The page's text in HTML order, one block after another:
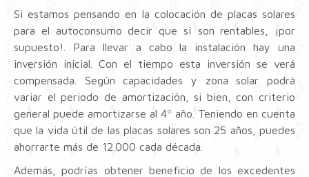
Si estamos pensando en la colocación de placas solares
para el autoconsumo decir que sí son rentables, ¡por
supuesto!. Para llevar a cabo la instalación hay una
inversión inicial. Con el tiempo esta inversión se verá
compensada. Según capacidades y zona solar podrá
variar el periodo de amortización, si bien, con criterio
general puede amortizarse al 4º año. Teniendo en cuenta
que la vida útil de las placas solares son 25 años, puedes
ahorrarte más de 12.000 cada década.
Además, podrías obtener beneficio de los excedentes